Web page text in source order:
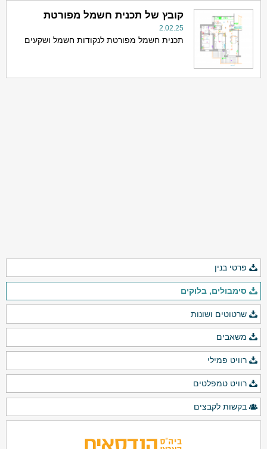
קובץ של תכנית חשמל מפורטת
2.02.25
תכנית חשמל מפורטת לנקודות חשמל ושקעים
פרטי בנין
סימבולים, בלוקים
שרטוטים ושונות
משאבים
רוויט פמילי
רוויט טמפלטים
בקשות לקבצים